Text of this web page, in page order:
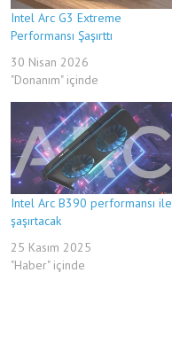
Intel Arc G3 Extreme
Performansı Şaşırttı
30 Nisan 2026
"Donanım" içinde
Intel Arc B390 performansı ile
şaşırtacak
25 Kasım 2025
"Haber" içinde